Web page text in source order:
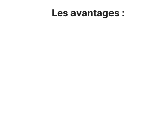
Les avantages :